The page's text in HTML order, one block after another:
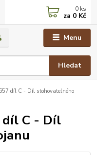
Menu
Hledat
0 ks
za 0 Kč
díl C - Díl stohovatelného
díl C - Díl